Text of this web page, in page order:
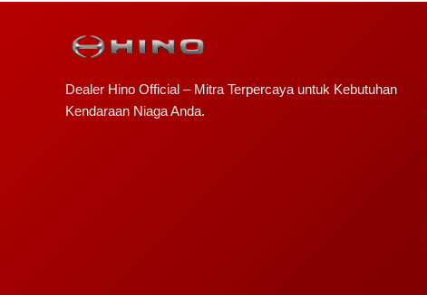
Dealer Hino Official – Mitra Terpercaya untuk Kebutuhan
Kendaraan Niaga Anda.